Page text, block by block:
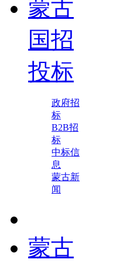
蒙古
国招
投标
政府招
标
B2B招
标
中标信
息
蒙古新
闻
蒙古